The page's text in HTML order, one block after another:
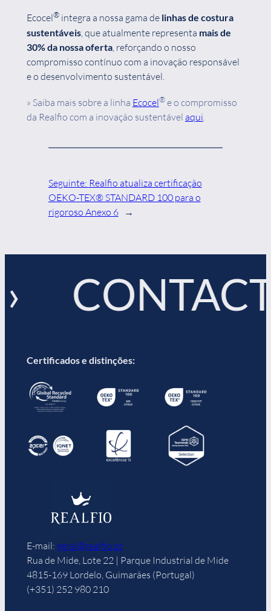
Ecocel® integra a nossa gama de linhas de costura
sustentáveis, que atualmente representa mais de
30% da nossa oferta, reforçando o nosso
compromisso contínuo com a inovação responsável
e o desenvolvimento sustentável.
» Saiba mais sobre a linha Ecocel®e o compromisso
da Realfio com a inovação sustentável aqui
Seguinte: Realfio atualiza certificação
OEKO-TEX® STANDARD 100 para o
rigoroso Anexo 6
→
Certificados e distinções:
E-mail: geral@realfio.pt
Rua de Mide, Lote 22 | Parque Industrial de Mide
4815-169 Lordelo, Guimarães (Portugal)
(+351) 252 980 210